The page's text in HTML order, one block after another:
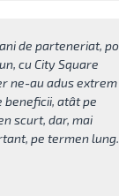
de parteneriat,
cu City Square
ne-au adus extrem
beneficii, atât pe
scurt, dar, mai
pe termen